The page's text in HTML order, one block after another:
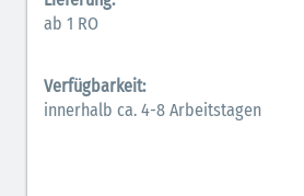
Elektrolyte Kalium (grün-blau)
ab 1 RO
Verfügbarkeit:
innerhalb ca. 4-8 Arbeitstagen